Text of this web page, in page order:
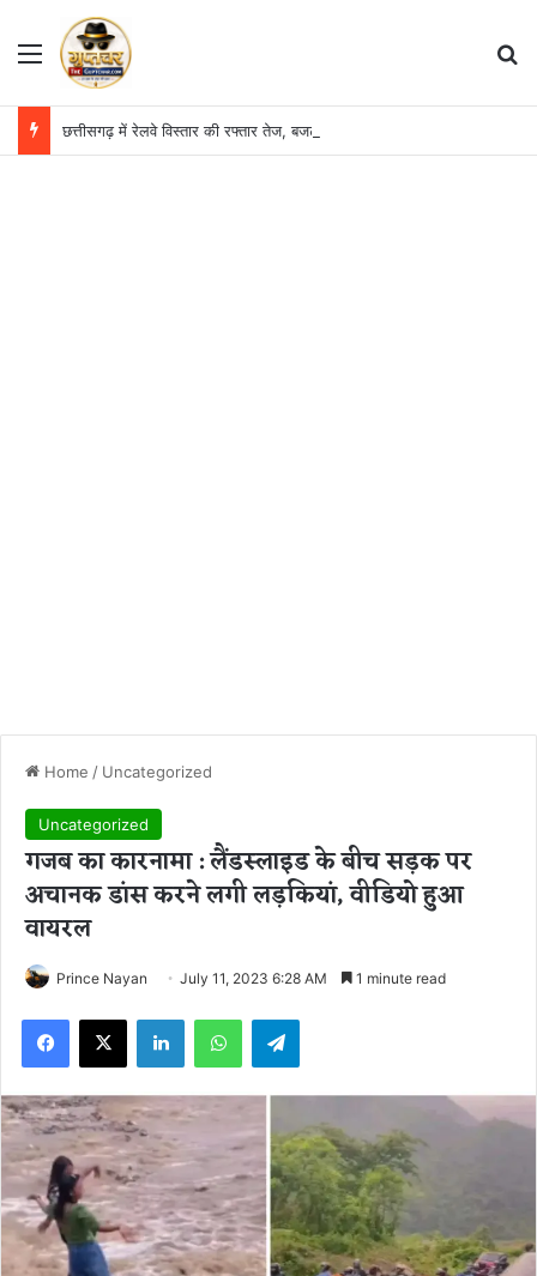
Menu
Home / Uncategorized
Uncategorized
गजब का कारनामा : लैंडस्लाइड के बीच सड़क पर
अचानक डांस करने लगी लड़कियां, वीडियो हुआ
वायरल
Prince Nayan July 11, 2023 6:28 AM 1 minute read